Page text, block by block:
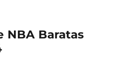
NBA Baratas